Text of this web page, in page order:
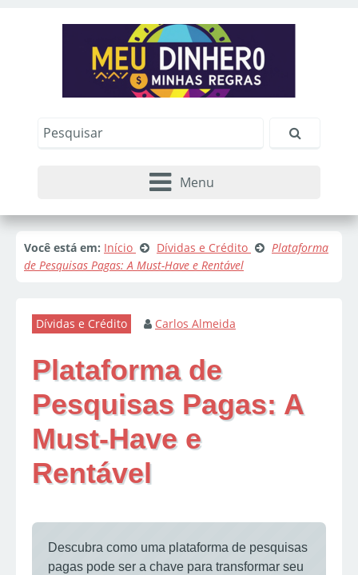
Menu
Você está em: Início Dívidas e Crédito
Plataforma
de Pesquisas Pagas: A Must-Have e Rentável
Dívidas e Crédito Carlos Almeida
Plataforma de
Pesquisas Pagas: A
Must-Have e
Rentável
Descubra como uma plataforma de pesquisas
pagas pode ser a chave para transformar seu